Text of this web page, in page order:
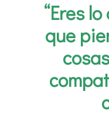
“Eres
que